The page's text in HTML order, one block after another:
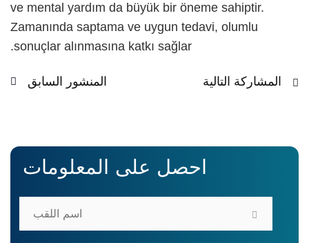
ve mental yardım da büyük bir öneme sahiptir.
Zamanında saptama ve uygun tedavi, olumlu
sonuçlar alınmasına katkı sağlar.
المنشور السابق المشاركة التالية
احصل على المعلومات